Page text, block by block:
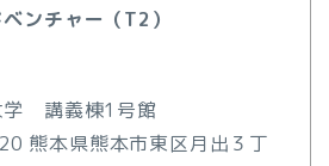
ンチャー（T2）
学 講義棟1号館
本県熊本市東区月出３丁